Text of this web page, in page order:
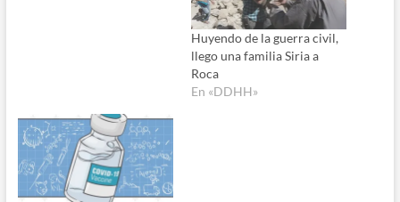
Huyendo de la guerra civil,
llego una familia Siria a
Roca
En «DDHH»